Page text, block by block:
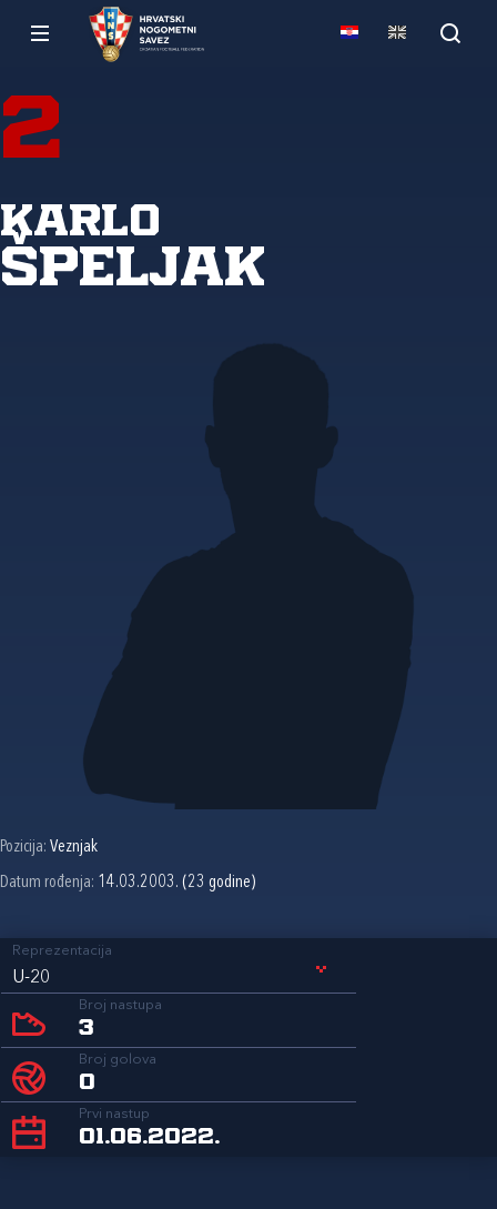
2
Karlo
Špeljak
Pozicija: Veznjak
Datum rođenja: 14.03.2003. (23 godine)
Reprezentacija
U-20
Broj nastupa
3
Broj golova
0
Prvi nastup
01.06.2022.